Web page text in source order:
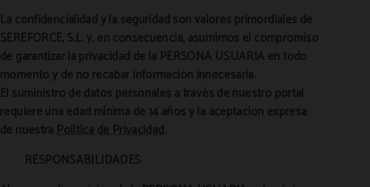
La confidencialidad y la seguridad son valores primordiales de
SEREFORCE, S.L. y, en consecuencia, asumimos el compromiso
de garantizar la privacidad de la PERSONA USUARIA en todo
momento y de no recabar información innecesaria.
El suministro de datos personales a través de nuestro portal
requiere una edad mínima de 14 años y la aceptación expresa
de nuestra Política de Privacidad.
RESPONSABILIDADES